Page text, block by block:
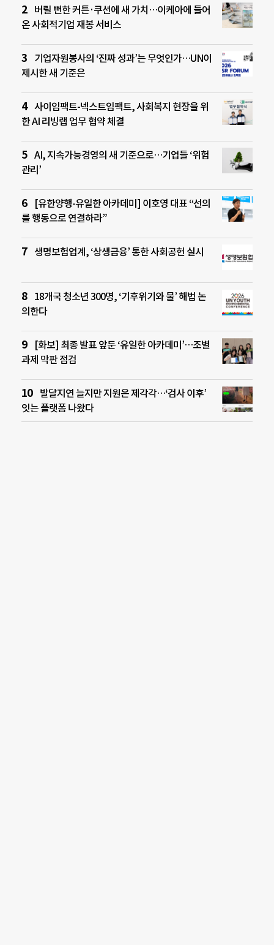
버릴 뻔한 커튼·쿠션에 새 가치…이케아에 들어
온 사회적기업 재봉 서비스
기업자원봉사의 ‘진짜 성과’는 무엇인가…UN이
제시한 새 기준은
사이임팩트-넥스트임팩트, 사회복지 현장을 위
한 AI 리빙랩 업무 협약 체결
AI, 지속가능경영의 새 기준으로…기업들 ‘위험
관리’
[유한양행-유일한 아카데미] 이호영 대표 “선의
를 행동으로 연결하라”
생명보험업계, ‘상생금융’ 통한 사회공헌 실시
18개국 청소년 300명, ‘기후위기와 물’ 해법 논
의한다
[화보] 최종 발표 앞둔 ‘유일한 아카데미’…조별
과제 막판 점검
발달지연 늘지만 지원은 제각각…‘검사 이후’
잇는 플랫폼 나왔다